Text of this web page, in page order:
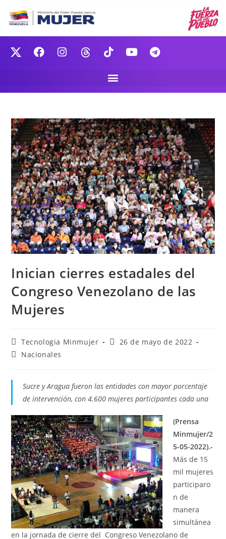
Inician cierres estadales del
Congreso Venezolano de las
Mujeres
Tecnologia Minmujer
26 de mayo de 2022
Nacionales
Sucre y Aragua fueron las entidades con mayor porcentaje
de intervención, con 4.600 mujeres participantes cada una
(Prensa
Minmujer/2
5-05-2022).-
Más de 15
mil mujeres
participaro
n de
manera
simultánea
en la jornada de cierre del Congreso Venezolano de